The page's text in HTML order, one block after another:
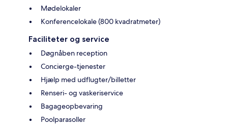
Mødelokaler
Konferencelokale (800 kvadratmeter)
Faciliteter og service
Døgnåben reception
Concierge-tjenester
Hjælp med udflugter/billetter
Renseri- og vaskeriservice
Bagageopbevaring
Poolparasoller